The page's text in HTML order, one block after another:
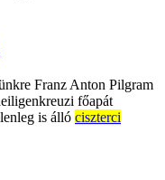
Franz Anton Pilgram
főapát
is álló ciszterci